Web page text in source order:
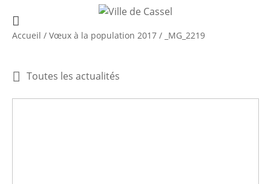
Accueil / Vœux à la population 2017 / _MG_2219
Toutes les actualités